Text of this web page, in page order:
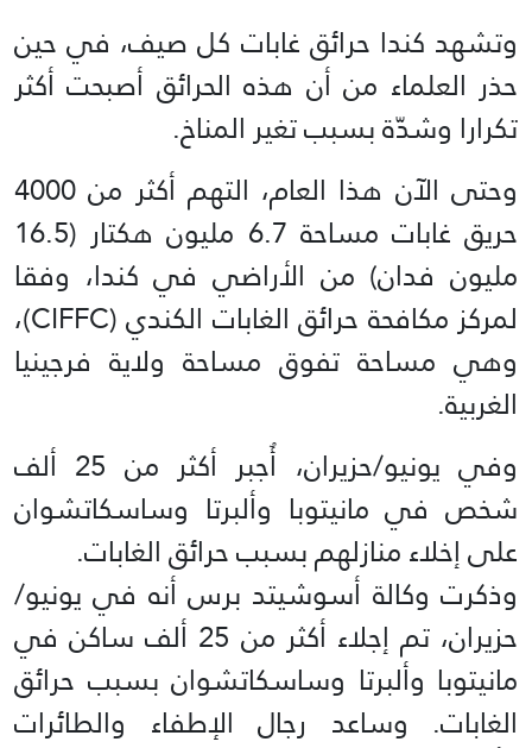
وتشهد كندا حرائق غابات كل صيف، في حين
حذر العلماء من أن هذه الحرائق أصبحت أكثر
تكرارا وشدّة بسبب تغير المناخ.
وحتى الآن هذا العام، التهم أكثر من 4000
حريق غابات مساحة 6.7 مليون هكتار (16.5
مليون فدان) من الأراضي في كندا، وفقا
لمركز مكافحة حرائق الغابات الكندي (CIFFC)،
وهي مساحة تفوق مساحة ولاية فرجينيا
الغربية.
وفي يونيو/حزيران، أُجبر أكثر من 25 ألف
شخص في مانيتوبا وألبرتا وساسكاتشوان
على إخلاء منازلهم بسبب حرائق الغابات.
وذكرت وكالة أسوشيتد برس أنه في يونيو/
حزيران، تم إجلاء أكثر من 25 ألف ساكن في
مانيتوبا وألبرتا وساسكاتشوان بسبب حرائق
الغابات. وساعد رجال الإطفاء والطائرات